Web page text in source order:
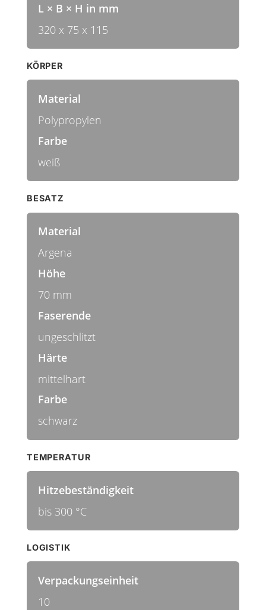
L × B × H in mm
320 x 75 x 115
KÖRPER
Material
Polypropylen
Farbe
weiß
BESATZ
Material
Argena
Höhe
70 mm
Faserende
ungeschlitzt
Härte
mittelhart
Farbe
schwarz
TEMPERATUR
Hitzebeständigkeit
bis 300 °C
LOGISTIK
Verpackungseinheit
10